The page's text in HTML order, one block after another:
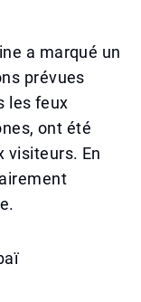
a marqué un
prévues
les feux
ont été
visiteurs. En